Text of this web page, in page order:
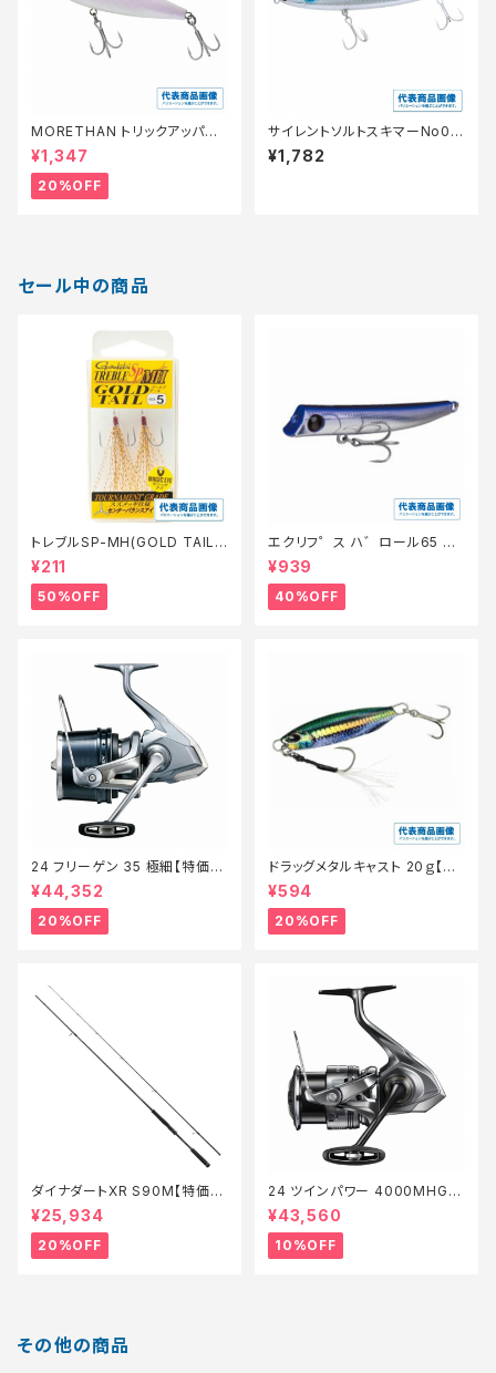
MORETHAN トリックアッパー
R65F 小沼スペシャルVｅｒ.煌
【特価ルアー】【20】
¥1,347
20%OFF
サイレントソルトスキマーNo00
2 マコイワシ
¥1,782
セール中の商品
トレブルSP-MH(GOLD TAIL)
8【特価仕掛】【50】
¥211
50%OFF
エクリフ゜ス ハ゛ロール65 #0
10 ク゛ローホ゛ラ【特価ルア
ー】【40】
¥939
40%OFF
24 フリーゲン 35 極細【特価リ
ール】【20】
¥44,352
20%OFF
ドラッグメタルキャスト 20ｇ【特
価ルアー】【20】
¥594
20%OFF
ダイナダートXR S90M【特価ロ
ッド】【20】
¥25,934
20%OFF
24 ツインパワー 4000MHG
【継続セール_リール】【10】
¥43,560
10%OFF
その他の商品